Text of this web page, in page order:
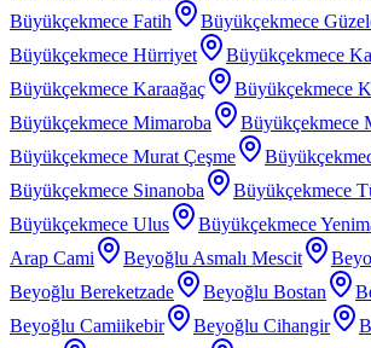
Büyükçekmece Fatih
Büyükçekmece
Büyükçekmece Hürriyet
Büyükçekmece
Büyükçekmece Karaağaç
Büyükçekmece
Büyükçekmece Mimaroba
Büyükçekmece
Büyükçekmece Murat Çeşme
Büyükçekmece Sinanoba
Büyükçekmece
Büyükçekmece Ulus
Büyükçekmece
Arap Cami
Beyoğlu Asmalı Mescit
Beyoğlu Bereketzade
Beyoğlu Bostan
Beyoğlu Camiikebir
Beyoğlu Cihangir